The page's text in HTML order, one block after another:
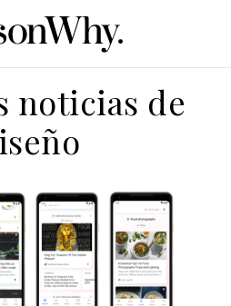
noticias de